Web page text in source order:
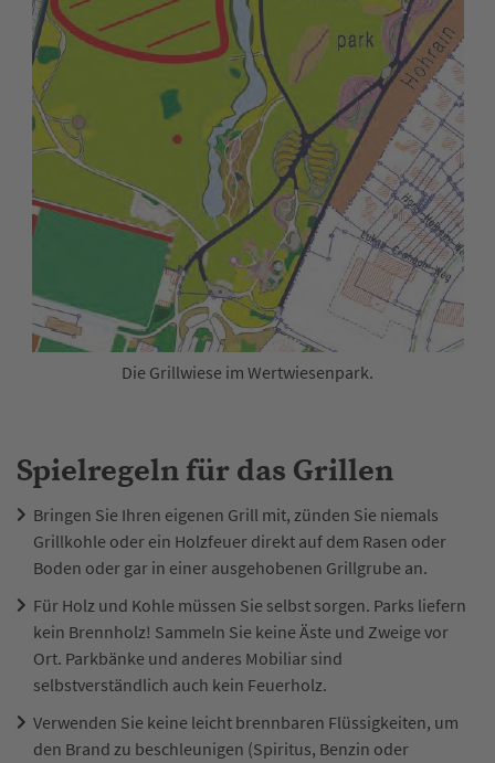
Die Grillwiese im Wertwiesenpark.
Spielregeln für das Grillen
Bringen Sie Ihren eigenen Grill mit, zünden Sie niemals
Grillkohle oder ein Holzfeuer direkt auf dem Rasen oder
Boden oder gar in einer ausgehobenen Grillgrube an.
Für Holz und Kohle müssen Sie selbst sorgen. Parks liefern
kein Brennholz! Sammeln Sie keine Äste und Zweige vor
Ort. Parkbänke und anderes Mobiliar sind
selbstverständlich auch kein Feuerholz.
Verwenden Sie keine leicht brennbaren Flüssigkeiten, um
den Brand zu beschleunigen (Spiritus, Benzin oder